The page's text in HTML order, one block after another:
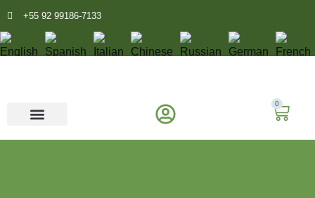
+55 92 99186-7133
0